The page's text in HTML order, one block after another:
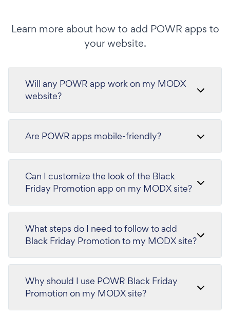
Learn more about how to add POWR apps to
your website.
Will any POWR app work on my MODX
website?
Are POWR apps mobile-friendly?
Can I customize the look of the Black
Friday Promotion app on my MODX site?
What steps do I need to follow to add
Black Friday Promotion to my MODX site?
Why should I use POWR Black Friday
Promotion on my MODX site?